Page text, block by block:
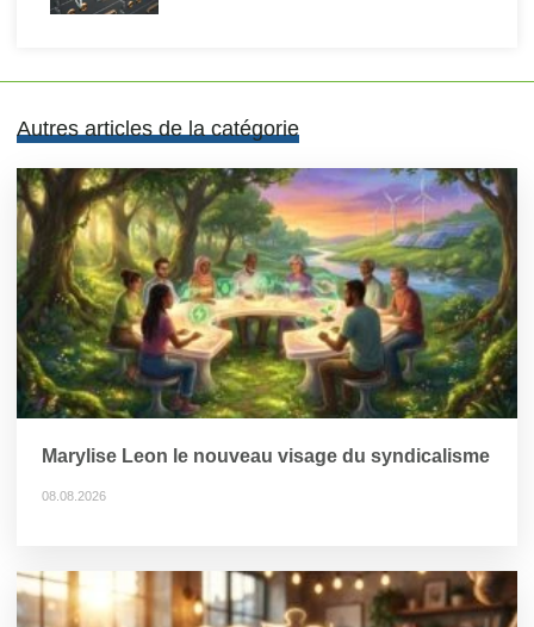
Autres articles de la catégorie
Marylise Leon le nouveau visage du syndicalisme
08.08.2026